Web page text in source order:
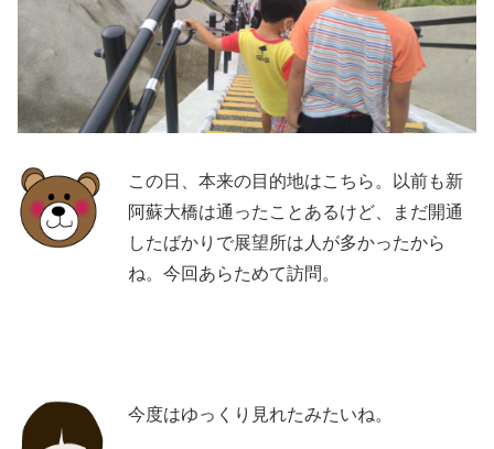
この日、本来の目的地はこちら。以前も新
阿蘇大橋は通ったことあるけど、まだ開通
したばかりで展望所は人が多かったから
ね。今回あらためて訪問。
今度はゆっくり見れたみたいね。